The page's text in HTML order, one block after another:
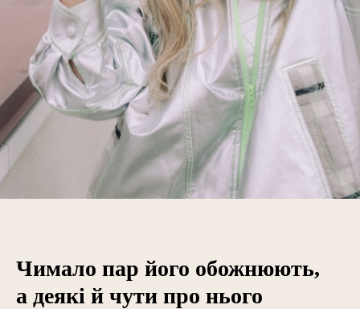
Чимало пар його обожнюють,
а деякі й чути про нього